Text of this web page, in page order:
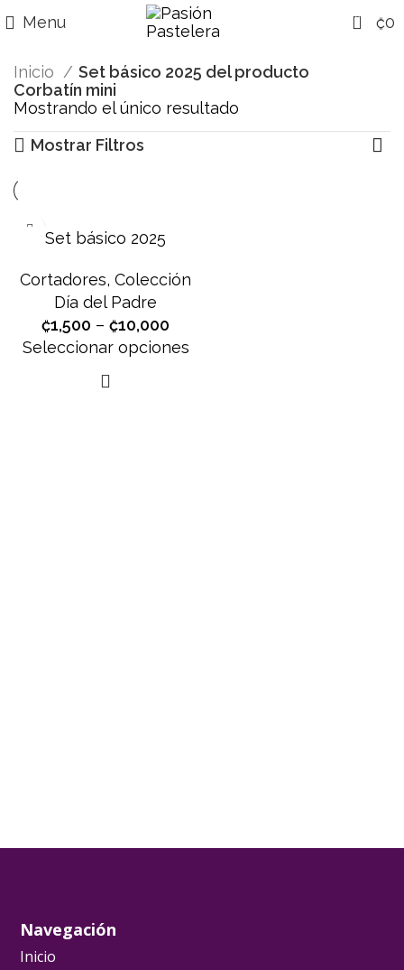
Menu 0 ₡0
Inicio
Set básico 2025 del producto
Corbatín mini
Mostrando el único resultado
Mostrar Filtros
Set básico 2025
Cortadores, Colección
Día del Padre
₡1,500 – ₡10,000
Seleccionar opciones
Navegación
Inicio